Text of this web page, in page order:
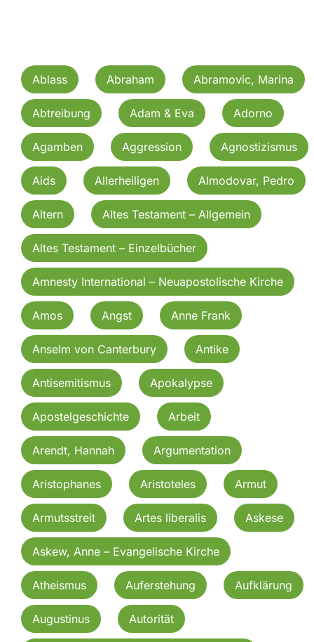
Ablass Abraham Abramovic, Marina
Abtreibung Adam & Eva Adorno
Agamben Aggression Agnostizismus
Aids Allerheiligen Almodovar, Pedro
Altern Altes Testament – Allgemein
Altes Testament – Einzelbücher
Amnesty International – Neuapostolische Kirche
Amos Angst Anne Frank
Anselm von Canterbury Antike
Antisemitismus Apokalypse
Apostelgeschichte Arbeit
Arendt, Hannah Argumentation
Aristophanes Aristoteles Armut
Armutsstreit Artes liberalis Askese
Askew, Anne – Evangelische Kirche
Atheismus Auferstehung Aufklärung
Augustinus Autorität